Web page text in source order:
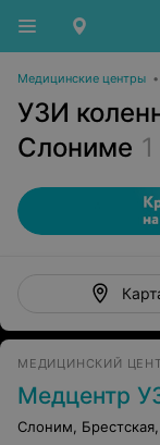
Медицинские центры •
УЗИ
Слониме 1
МЕДИЦИНСКИЙ
Медцентр
Слоним,